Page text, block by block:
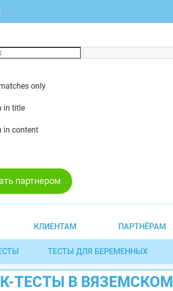
only
in title
in content
партнером
КЛИЕНТАМ ПАРТНЁРАМ
ТЕСТЫ ДЛЯ БЕРЕМЕННЫХ
ТЕСТЫ В ВЯЗЕМСКОМ